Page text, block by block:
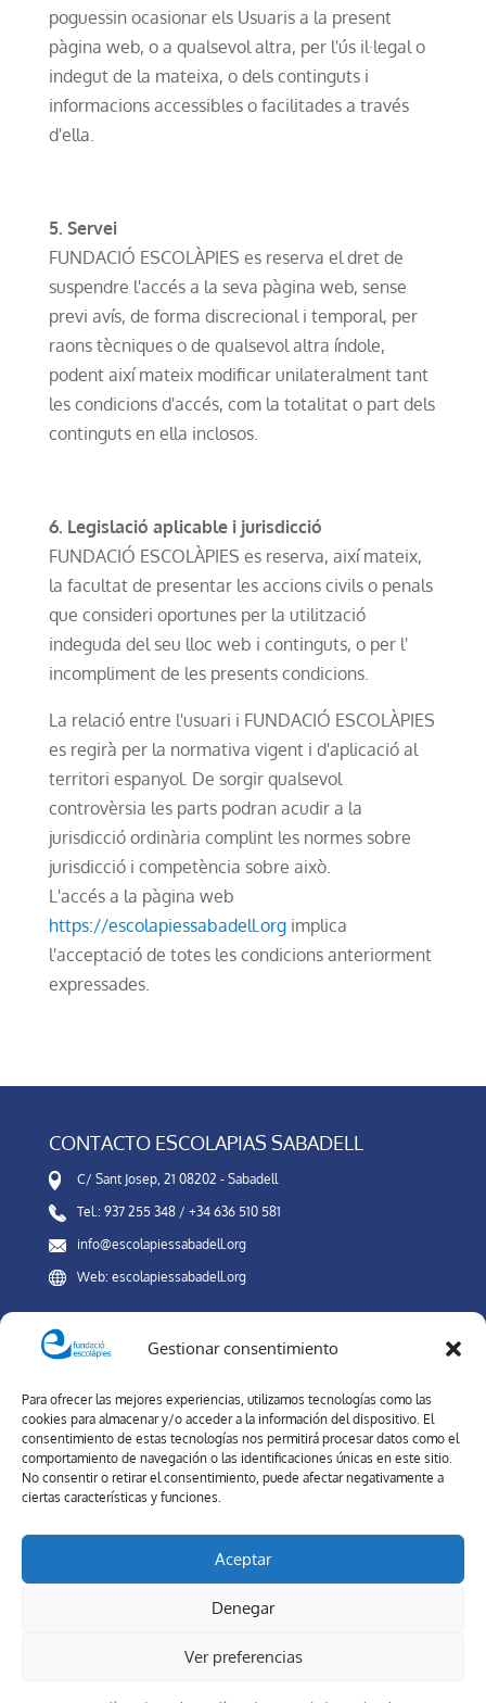
Gestionar consentimiento
Para ofrecer las mejores experiencias, utilizamos tecnologías como las
cookies para almacenar y/o acceder a la información del dispositivo. El
consentimiento de estas tecnologías nos permitirá procesar datos como el
comportamiento de navegación o las identificaciones únicas en este sitio.
No consentir o retirar el consentimiento, puede afectar negativamente a
ciertas características y funciones.
Aceptar
Denegar
Ver preferencias
poguessin ocasionar els Usuaris a la present
pàgina web, o a qualsevol altra, per l'ús il·legal o
indegut de la mateixa, o dels continguts i
informacions accessibles o facilitades a través
d'ella.
5. Servei
FUNDACIÓ ESCOLÀPIES es reserva el dret de
suspendre l'accés a la seva pàgina web, sense
previ avís, de forma discrecional i temporal, per
raons tècniques o de qualsevol altra índole,
podent així mateix modificar unilateralment tant
les condicions d'accés, com la totalitat o part dels
continguts en ella inclosos.
6. Legislació aplicable i jurisdicció
FUNDACIÓ ESCOLÀPIES es reserva, així mateix,
la facultat de presentar les accions civils o penals
que consideri oportunes per la utilització
indeguda del seu lloc web i continguts, o per l'
incompliment de les presents condicions.
La relació entre l'usuari i FUNDACIÓ ESCOLÀPIES
es regirà per la normativa vigent i d'aplicació al
territori espanyol. De sorgir qualsevol
controvèrsia les parts podran acudir a la
jurisdicció ordinària complint les normes sobre
jurisdicció i competència sobre això.
L'accés a la pàgina web
https://escolapiessabadell.orgimplica
l'acceptació de totes les condicions anteriorment
expressades.
CONTACTO ESCOLAPIAS SABADELL
C/ Sant Josep, 21 08202 - Sabadell
Tel.: 937 255 348 / +34 636 510 581
info@escolapiessabadell.org
Web: escolapiessabadell.org
Canal Interno de Información
REDES SOCIALES
Colegio Escolapias Sabadell, estarás al día de nuestra oferta